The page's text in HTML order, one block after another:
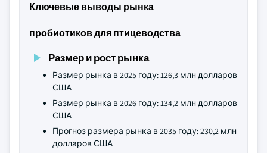
Ключевые выводы рынка
пробиотиков для птицеводства
Размер и рост рынка
Размер рынка в 2025 году: 126,3 млн долларов
США
Размер рынка в 2026 году: 134,2 млн долларов
США
Прогноз размера рынка в 2035 году: 230,2 млн
долларов США